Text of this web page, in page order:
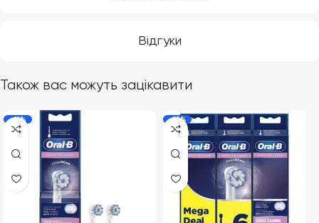
Відгуки
Також вас можуть зацікавити
-11% -15%